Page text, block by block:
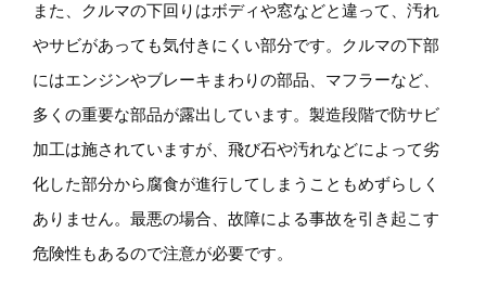
また、クルマの下回りはボディや窓などと違って、汚れ
やサビがあっても気付きにくい部分です。クルマの下部
にはエンジンやブレーキまわりの部品、マフラーなど、
多くの重要な部品が露出しています。製造段階で防サビ
加工は施されていますが、飛び石や汚れなどによって劣
化した部分から腐食が進行してしまうこともめずらしく
ありません。最悪の場合、故障による事故を引き起こす
危険性もあるので注意が必要です。